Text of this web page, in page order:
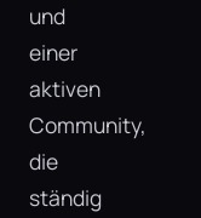
und
einer
aktiven
Community,
die
ständig